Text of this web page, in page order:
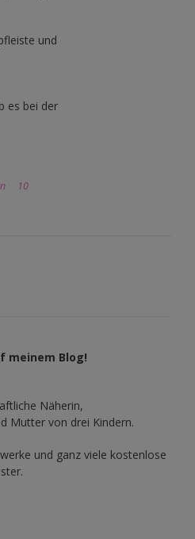
und
es bei der
10
meinem Blog!
Näherin,
Mutter von drei Kindern.
und ganz viele kostenlose